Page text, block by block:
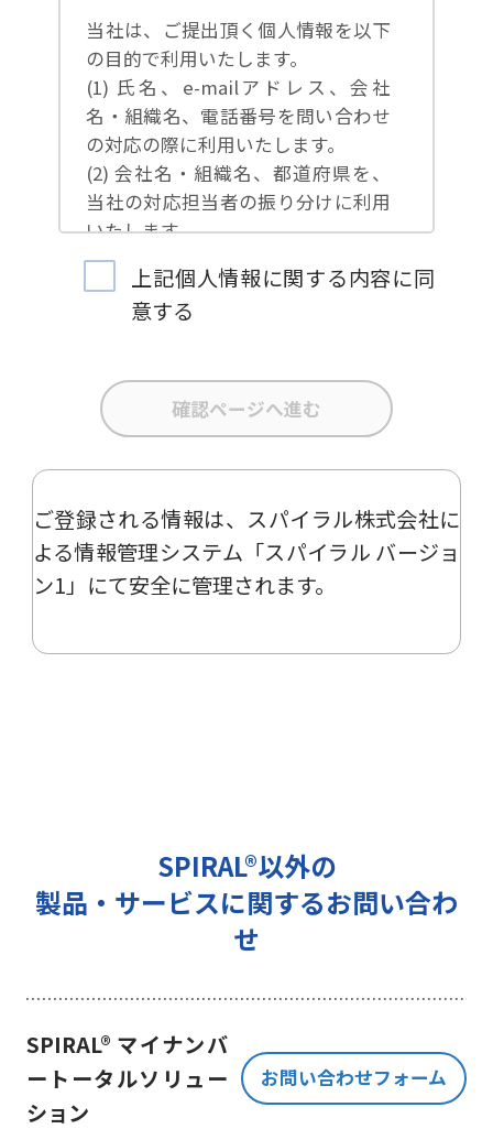
当社は、ご提出頂く個人情報を以下
の目的で利用いたします。
(1) 氏名、e-mailアドレス、会社
名・組織名、電話番号を問い合わせ
の対応の際に利用いたします。
(2) 会社名・組織名、都道府県を、
当社の対応担当者の振り分けに利用
いたします。
(3) お問合せ内容について集計分析
を行い、当社製品・サービスの企画
開発や、販促営業活動の参考にいた
(4) 氏名、e-mailアドレス、会社
名・組織名、電話番号を、当社の製
品・サービスのご案内や当社が独自
ー、イベント、展示会の開催や出展
情報の提供の際に利用いたします。
その他の目的では使用致しません。
2 個人情報の管理について
という）に準拠した適切な保護措置
を講じます。
3 個人情報の第三者提供について
き、ご提出いただく個人情報を、貴
はございません。
但し、お客様から同意をいただいた
場合のみ、日本及びアメリカ合衆国
上記個人情報に関する内容に同
意する
ご登録される情報は、 スパイラル株式会社に
よる情報管理システム「スパイラル バージョ
ン1」 にて安全に管理されます。
SPIRAL®以外の
製品・サービスに関するお問い合わ
せ
SPIRAL® マイナンバ
ートータルソリュー
ション
お問い合わせフォーム